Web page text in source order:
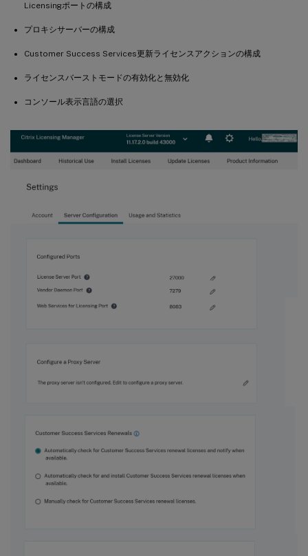
Licensingポートの構成
プロキシサーバーの構成
Customer Success Services更新ライセンスアクションの構成
ライセンスバーストモードの有効化と無効化
コンソール表示言語の選択